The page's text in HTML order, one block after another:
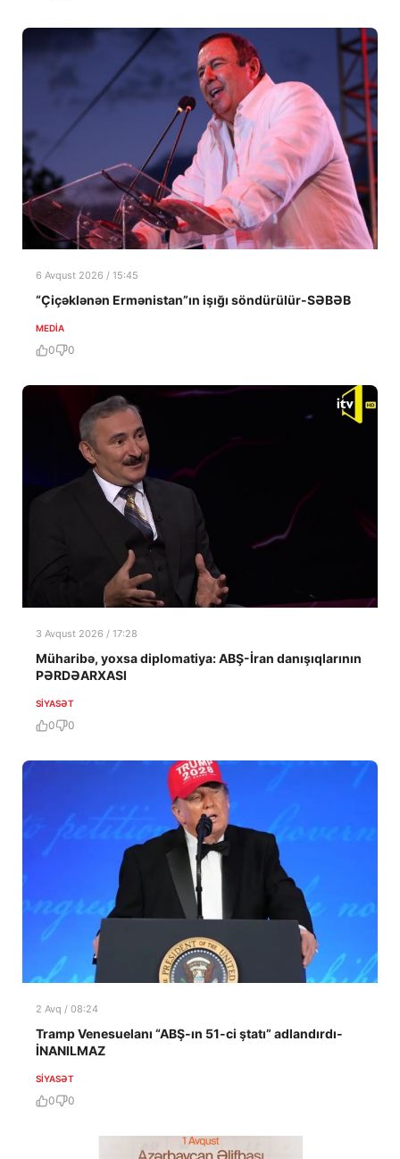
6 Avqust 2026 / 15:45
“Çiçəklənən Ermənistan”ın işığı söndürülür-SƏBƏB
MEDİA
0 0
3 Avqust 2026 / 17:28
Müharibə, yoxsa diplomatiya: ABŞ-İran danışıqlarının
PƏRDƏARXASI
SIYASƏT
0 0
2 Avq / 08:24
Tramp Venesuelanı “ABŞ-ın 51-ci ştatı” adlandırdı-
İNANILMAZ
SIYASƏT
0 0